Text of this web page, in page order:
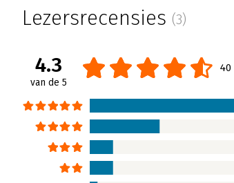
Veel
op de verstorende
ongewenst. Dus een soort
Lezersrecensies (3)
4.3
van de 5
40